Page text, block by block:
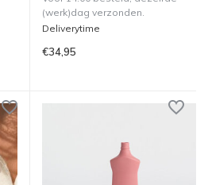
(werk)dag verzonden.
Deliverytime
€34,95